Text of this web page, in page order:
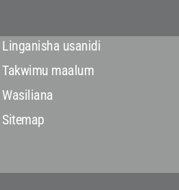
Linganisha usanidi
Takwimu maalum
Wasiliana
Sitemap